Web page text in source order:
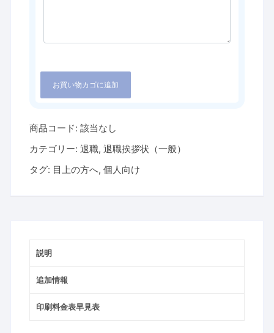
お買い物カゴに追加
商品コード:該当なし
カテゴリー:退職,退職挨拶状（一般）
タグ: 目上の方へ,個人向け
説明
追加情報
印刷料金表早見表